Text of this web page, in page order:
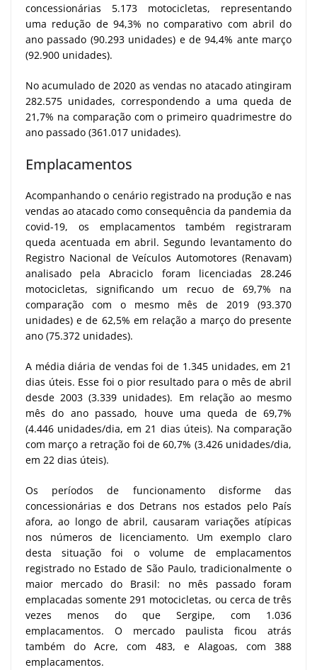
concessionárias 5.173 motocicletas, representando
uma redução de 94,3% no comparativo com abril do
ano passado (90.293 unidades) e de 94,4% ante março
(92.900 unidades).
No acumulado de 2020 as vendas no atacado atingiram
282.575 unidades, correspondendo a uma queda de
21,7% na comparação com o primeiro quadrimestre do
ano passado (361.017 unidades).
Emplacamentos
Acompanhando o cenário registrado na produção e nas
vendas ao atacado como consequência da pandemia da
covid-19, os emplacamentos também registraram
queda acentuada em abril. Segundo levantamento do
Registro Nacional de Veículos Automotores (Renavam)
analisado pela Abraciclo foram licenciadas 28.246
motocicletas, significando um recuo de 69,7% na
comparação com o mesmo mês de 2019 (93.370
unidades) e de 62,5% em relação a março do presente
ano (75.372 unidades).
A média diária de vendas foi de 1.345 unidades, em 21
dias úteis. Esse foi o pior resultado para o mês de abril
desde 2003 (3.339 unidades). Em relação ao mesmo
mês do ano passado, houve uma queda de 69,7%
(4.446 unidades/dia, em 21 dias úteis). Na comparação
com março a retração foi de 60,7% (3.426 unidades/dia,
em 22 dias úteis).
Os períodos de funcionamento disforme das
concessionárias e dos Detrans nos estados pelo País
afora, ao longo de abril, causaram variações atípicas
nos números de licenciamento. Um exemplo claro
desta situação foi o volume de emplacamentos
registrado no Estado de São Paulo, tradicionalmente o
maior mercado do Brasil: no mês passado foram
emplacadas somente 291 motocicletas, ou cerca de três
vezes menos do que Sergipe, com 1.036
emplacamentos. O mercado paulista ficou atrás
também do Acre, com 483, e Alagoas, com 388
emplacamentos.